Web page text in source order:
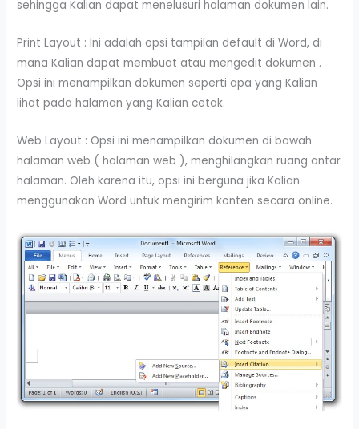
sehingga Kalian dapat menelusuri halaman dokumen lain.
Print Layout : Ini adalah opsi tampilan default di Word, di
mana Kalian dapat membuat atau mengedit dokumen .
Opsi ini menampilkan dokumen seperti apa yang Kalian
lihat pada halaman yang Kalian cetak.
Web Layout : Opsi ini menampilkan dokumen di bawah
halaman web ( halaman web ), menghilangkan ruang antar
halaman. Oleh karena itu, opsi ini berguna jika Kalian
menggunakan Word untuk mengirim konten secara online.